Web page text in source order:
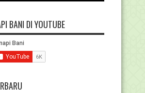
BANI DI YOUTUBE